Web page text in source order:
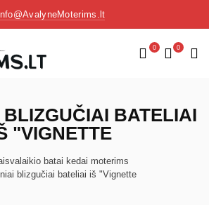
0 0
BATELIAI
"VIGNETTE
batai kedai moterims
blizgučiai bateliai iš "Vignette